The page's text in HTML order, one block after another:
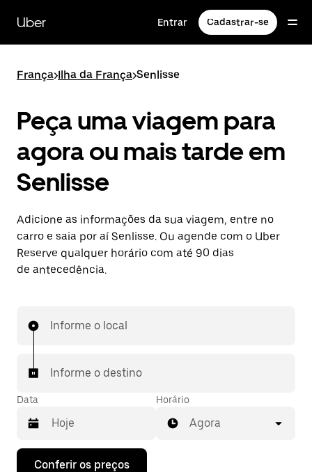
para
conteúdo
Uber Entrar Cadastrar-se
França>Ilha da França>Senlisse
Peça uma viagem para
agora ou mais tarde em
Senlisse
Adicione as informações da sua viagem, entre no
carro e saia por aí Senlisse. Ou agende com o Uber
Reserve qualquer horário com até 90 dias
de antecedência.
Informe o local
Informe o destino
Data
Pressione
Horário
Agora
Conferir os preços